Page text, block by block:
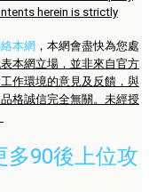
herein is strictly
本網 ，本網會盡快為您處
本網立場，並非來自官方
作環境的意見及反饋，與
格誠信完全無關。未經授
多90後上位攻